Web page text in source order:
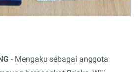
- Mengaku sebagai anggota